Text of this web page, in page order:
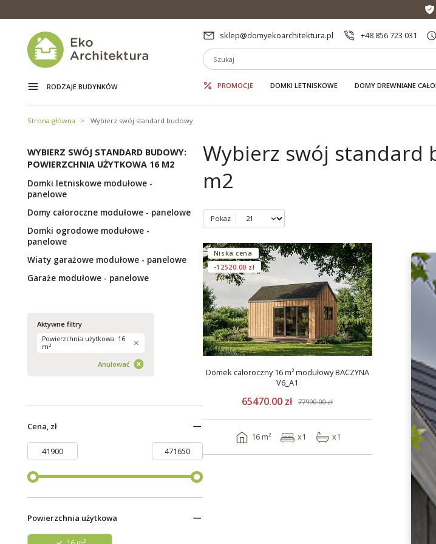
sklep@domyekoarchitektura.pl +48 856 723 031
RODZAJE BUDYNKÓW PROMOCJE DOMKI LETNISKOWE DOMY DREWNIANE
Strona główna Wybierz swój standard budowy
WYBIERZ SWÓJ STANDARD BUDOWY:
POWIERZCHNIA UŻYTKOWA 16 M2
Domki letniskowe modułowe -
panelowe
Domy całoroczne modułowe - panelowe
Domki ogrodowe modułowe -
panelowe
Wiaty garażowe modułowe - panelowe
Garaże modułowe - panelowe
Aktywne filtry
Powierzchnia użytkowa: 16
m²
Anulować
Cena, zł
Powierzchnia użytkowa
Wybierz swój standard
m2
Pokaz
Niska cena
-12520.00 zł
Domek całoroczny 16 m² modułowy BACZYNA
V6_A1
65470.00 zł 77990.00 zł
16 m² x1 x1